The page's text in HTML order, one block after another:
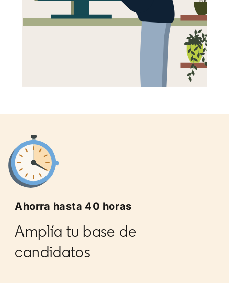
Ahorra hasta 40 horas
Amplía tu base de
candidatos